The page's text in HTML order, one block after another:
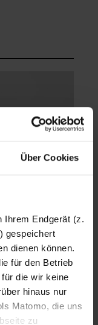
Über Cookies
Ihrem Endgerät (z.
gespeichert
dienen können.
für den Betrieb
die wir keine
hinaus nur
Matomo, die uns
zu
Lorenz